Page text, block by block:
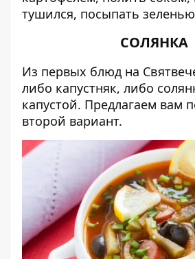
тушился, посыпать
СОЛЯНКА
Из первых блюд на
либо капустняк, либо
капустой. Предлагаем вам
второй вариант.